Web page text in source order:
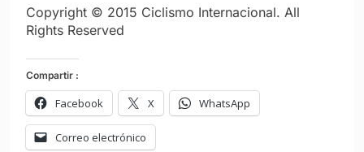
Copyright © 2015 Ciclismo Internacional. All
Rights Reserved
Compartir :
Facebook X WhatsApp
Correo electrónico